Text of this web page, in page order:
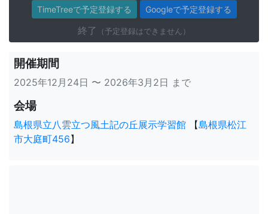
TimeTreeで予定登録する Googleで予定登録する
終了 （予定登録はできません）
開催期間
2025年12月24日 〜 2026年3月2日 まで
会場
島根県立八雲立つ風土記の丘展示学習館 【島根県松江
市大庭町456】